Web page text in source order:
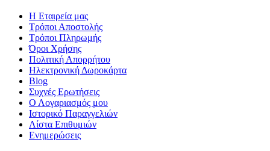
Η Εταιρεία μας
Τρόποι Αποστολής
Τρόποι Πληρωμής
Όροι Χρήσης
Πολιτική Απορρήτου
Ηλεκτρονική Δωροκάρτα
Blog
Συχνές Ερωτήσεις
Ο Λογαριασμός μου
Ιστορικό Παραγγελιών
Λίστα Επιθυμιών
Ενημερώσεις